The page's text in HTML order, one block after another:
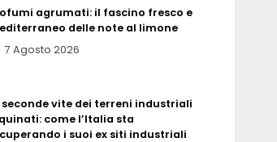
agrumati: il fascino fresco e
delle note al limone
7 Agosto 2026
seconde vite dei terreni industriali
come l’Italia sta
i suoi ex siti industriali